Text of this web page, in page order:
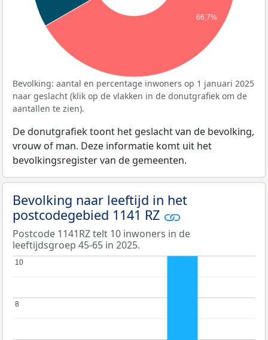
66,7%
Bevolking: aantal en percentage inwoners op 1 januari 2025
naar geslacht (klik op de vlakken in de donutgrafiek om de
aantallen te zien).
De donutgrafiek toont het geslacht van de bevolking,
vrouw of man. Deze informatie komt uit het
bevolkingsregister van de gemeenten.
Bevolking naar leeftijd in het
postcodegebied 1141 RZ
Postcode 1141RZ telt 10 inwoners in de
leeftijdsgroep 45-65 in 2025.
8
8
10
10